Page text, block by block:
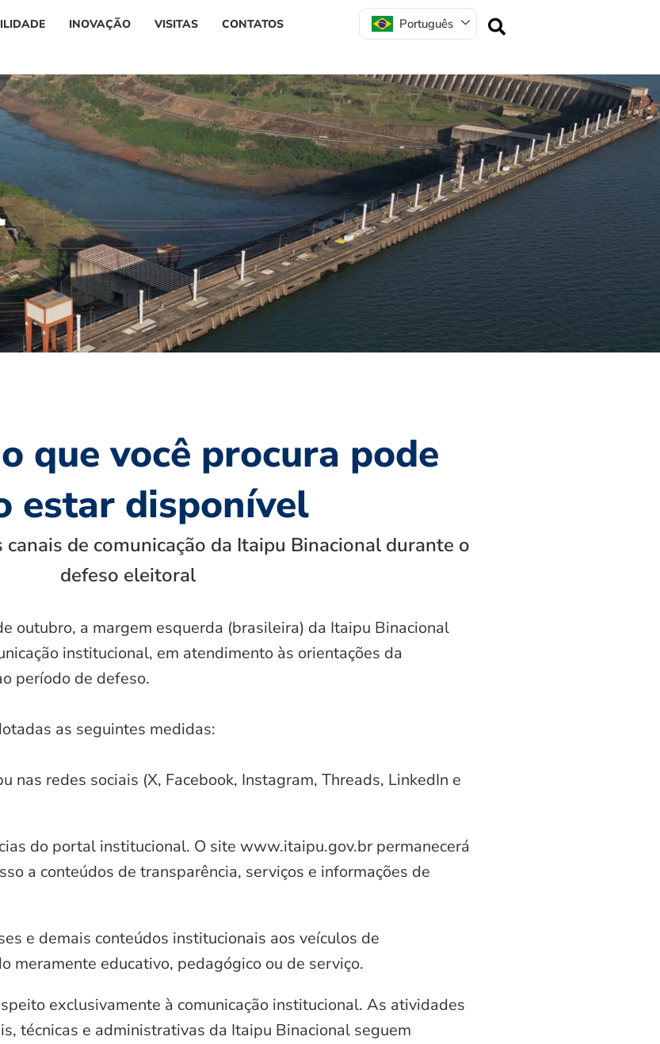
INOVAÇÃO VISITAS CONTATOS Português
que você procura pode
estar disponível
de comunicação da Itaipu Binacional durante o
defeso eleitoral
outubro, a margem esquerda (brasileira) da Itaipu Binacional
institucional, em atendimento às orientações da
período de defeso.
as seguintes medidas:
nas redes sociais (X, Facebook, Instagram, Threads, LinkedIn e
do portal institucional. O site www.itaipu.gov.br permanecerá
a conteúdos de transparência, serviços e informações de
e demais conteúdos institucionais aos veículos de
meramente educativo, pedagógico ou de serviço.
exclusivamente à comunicação institucional. As atividades
técnicas e administrativas da Itaipu Binacional seguem